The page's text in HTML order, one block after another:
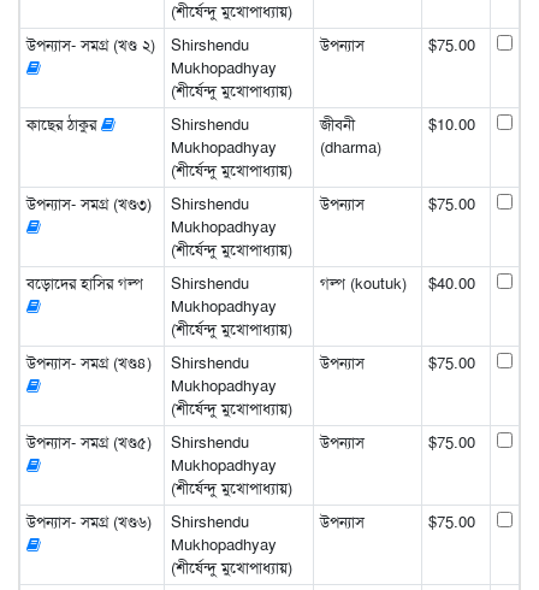
(শীর্ষেন্দু মুখোপাধ্যায়)
উপন্যাস- সমগ্র (খণ্ড ২)
Shirshendu
Mukhopadhyay
(শীর্ষেন্দু মুখোপাধ্যায়)
উপন্যাস $75.00
কাছের ঠাকুর
Shirshendu
Mukhopadhyay
(শীর্ষেন্দু মুখোপাধ্যায়)
জীবনী
(dharma)
$10.00
উপন্যাস- সমগ্র (খণ্ড৩)
Shirshendu
Mukhopadhyay
(শীর্ষেন্দু মুখোপাধ্যায়)
উপন্যাস $75.00
বড়োদের হাসির গল্প
Shirshendu
Mukhopadhyay
(শীর্ষেন্দু মুখোপাধ্যায়)
গল্প (koutuk) $40.00
উপন্যাস- সমগ্র (খণ্ড৪)
Shirshendu
Mukhopadhyay
(শীর্ষেন্দু মুখোপাধ্যায়)
উপন্যাস $75.00
উপন্যাস- সমগ্র (খণ্ড৫)
Shirshendu
Mukhopadhyay
(শীর্ষেন্দু মুখোপাধ্যায়)
উপন্যাস $75.00
উপন্যাস- সমগ্র (খণ্ড৬)
Shirshendu
Mukhopadhyay
(শীর্ষেন্দু মুখোপাধ্যায়)
উপন্যাস $75.00